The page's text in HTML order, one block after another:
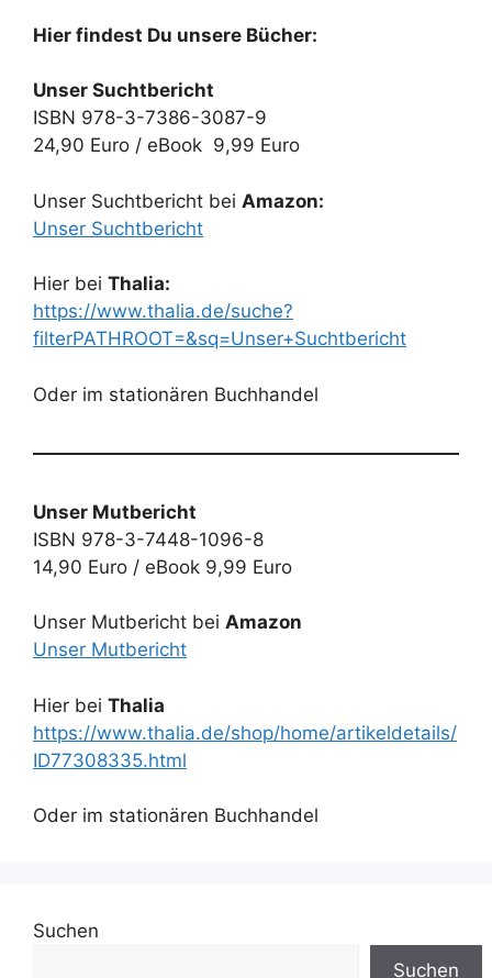
Hier findest Du unsere Bücher:
Unser Suchtbericht
ISBN 978-3-7386-3087-9
24,90 Euro / eBook 9,99 Euro
Unser Suchtbericht bei Amazon:
Unser Suchtbericht
Hier bei Thalia:
https://www.thalia.de/suche?
filterPATHROOT=&sq=Unser+Suchtbericht
Oder im stationären Buchhandel
Unser Mutbericht
ISBN 978-3-7448-1096-8
14,90 Euro / eBook 9,99 Euro
Unser Mutbericht bei Amazon
Unser Mutbericht
Hier bei Thalia
https://www.thalia.de/shop/home/artikeldetails/
ID77308335.html
Oder im stationären Buchhandel
Suchen
Suchen